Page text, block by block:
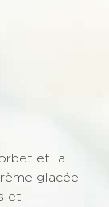
et la
glacée
et